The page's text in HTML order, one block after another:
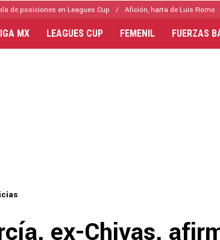
de posiciones en Leagues Cup Afición, harta de Luis Romo
MX LEAGUES CUP FEMENIL FUERZAS
ex-Chivas,